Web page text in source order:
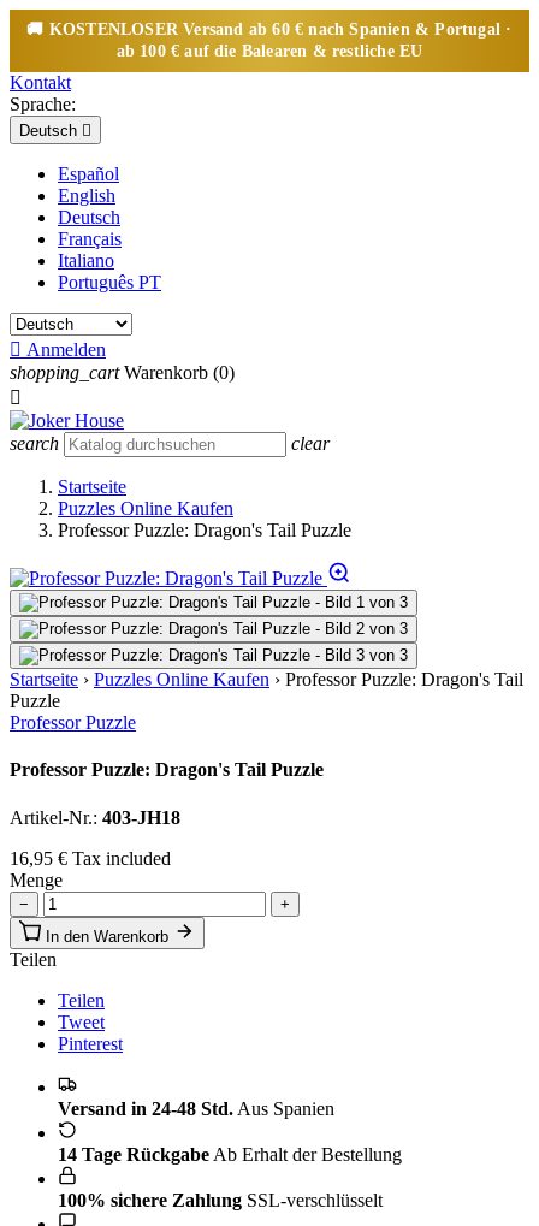
🚚 KOSTENLOSERVersand ab 60 € nach Spanien & Portugal ·
ab 100 € auf die Balearen & restliche EU
Kontakt
Sprache:
Deutsch 
Español
English
Deutsch
Français
Italiano
Português PT
 Anmelden
shopping_cart Warenkorb (0)

search clear
Startseite
Puzzles Online Kaufen
Professor Puzzle: Dragon's Tail Puzzle
Startseite › Puzzles Online Kaufen › Professor Puzzle: Dragon's Tail
Puzzle
Professor Puzzle
Professor Puzzle: Dragon's Tail Puzzle
Artikel-Nr.: 403-JH18
16,95 € Tax included
Menge
−
+
In den Warenkorb
Teilen
Teilen
Tweet
Pinterest
Versand in 24-48 Std. Aus Spanien
14 Tage Rückgabe Ab Erhalt der Bestellung
100% sichere Zahlung SSL-verschlüsselt